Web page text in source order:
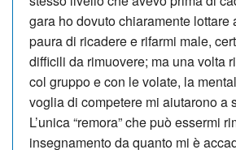
gara ho dovuto chiaramente lottare
paura di ricadere e rifarmi male,
difficili da rimuovere; ma una volta
col gruppo e con le volate, la
voglia di competere mi aiutarono a
L’uni­ca “remora” che può essermi
insegnamento da quanto mi è